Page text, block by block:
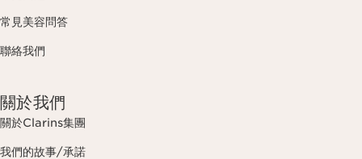
常見美容問答
聯絡我們
關於我們
關於Clarins集團
我們的故事/承諾